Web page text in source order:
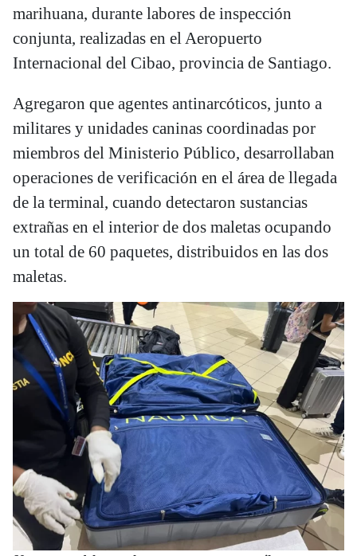
marihuana, durante labores de inspección
conjunta, realizadas en el Aeropuerto
Internacional del Cibao, provincia de Santiago.
Agregaron que agentes antinarcóticos, junto a
militares y unidades caninas coordinadas por
miembros del Ministerio Público, desarrollaban
operaciones de verificación en el área de llegada
de la terminal, cuando detectaron sustancias
extrañas en el interior de dos maletas ocupando
un total de 60 paquetes, distribuidos en las dos
maletas.